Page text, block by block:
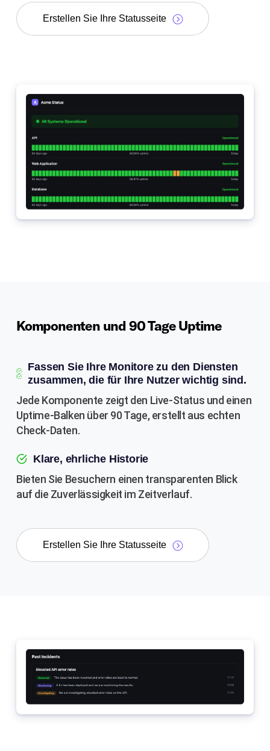
Erstellen Sie Ihre Statusseite
Komponenten und 90 Tage Uptime
Fassen Sie Ihre Monitore zu den Diensten
zusammen, die für Ihre Nutzer wichtig sind.
Jede Komponente zeigt den Live-Status und einen
Uptime-Balken über 90 Tage, erstellt aus echten
Check-Daten.
Klare, ehrliche Historie
Bieten Sie Besuchern einen transparenten Blick
auf die Zuverlässigkeit im Zeitverlauf.
Erstellen Sie Ihre Statusseite